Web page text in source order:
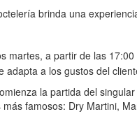
brinda una
martes, a partir de las
adapta a los gustos del
la partida del
famosos: Dry Martini,